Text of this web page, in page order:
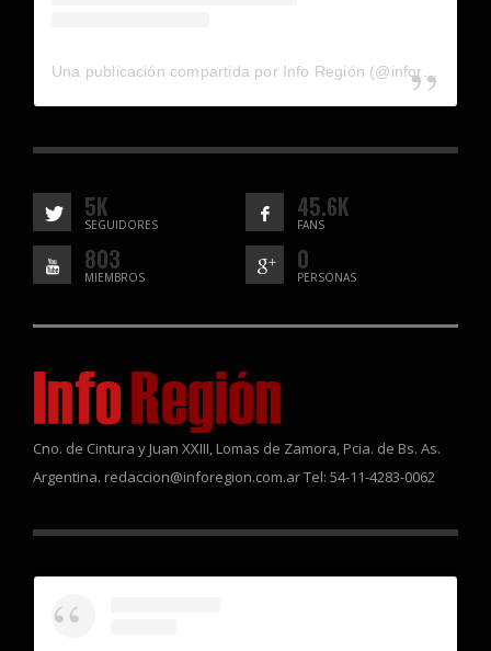
Una publicación compartida por Info Región (@inforegion_redes)
5K
SEGUIDORES
45.6K
FANS
803
MIEMBROS
0
PERSONAS
Cno. de Cintura y Juan XXIII, Lomas de Zamora, Pcia. de Bs. As.
Argentina. redaccion@inforegion.com.ar Tel: 54-11-4283-0062